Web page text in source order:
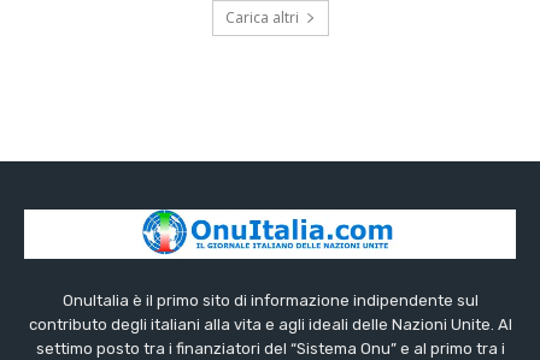
Carica altri
OnuItalia è il primo sito di informazione indipendente sul
contributo degli italiani alla vita e agli ideali delle Nazioni Unite. Al
settimo posto tra i finanziatori del “Sistema Onu” e al primo tra i